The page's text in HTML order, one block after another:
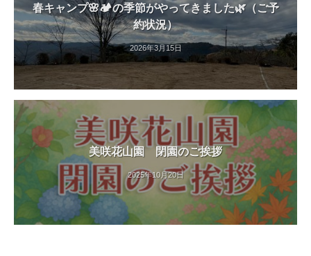
春キャンプ🌸🏕️の季節がやってきました🌿（ご予
約状況）
2026年3月15日
美咲花山園 閉園のご挨拶
2025年10月20日